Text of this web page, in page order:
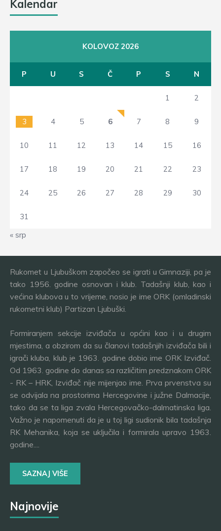
Kalendar
KOLOVOZ 2026
P U S Č P S N
1 2
3 4 5 6 7 8 9
10 11 12 13 14 15 16
17 18 19 20 21 22 23
24 25 26 27 28 29 30
31
« srp
Rukomet u Ljubuškom započeo se igrati u Gimnaziji, pa je
tako 1956. godine osnovan i klub. Tadašnji klub, kao i
većina klubova u to vrijeme, nosio je ime ORK (omladinski
rukometni klub) Partizan Ljubuški.
Formiranjem sekcije izviđača u općini kao i u drugim
mjestima, a obzirom da su članovi tadašnjih izviđača bili i
igrači kluba, klub je 1963. godine dobio ime ORK Izviđač.
Od 1963. godine do danas sa različitim predznakom ORK
- RK – HRK, Izviđač nije mijenjao ime. Prva prvenstva su
se odvijala na prostorima Hercegovine i južne Dalmacije,
tako da se ta liga zvala Hercegovačko-dalmatinska liga.
Važno je napomenuti da je u toj ligi sudionik bila tadašnja
RK Mehanika, koja se uključila i formirala upravo 1963.
godine....
SAZNAJ VIŠE
Najnovije